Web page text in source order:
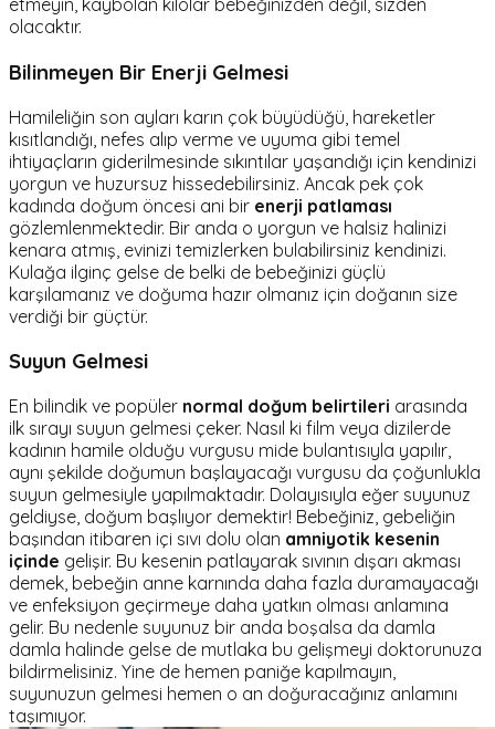
etmeyin, kaybolan kilolar bebeğinizden değil, sizden
olacaktır.
Bilinmeyen Bir Enerji Gelmesi
Hamileliğin son ayları karın çok büyüdüğü, hareketler
kısıtlandığı, nefes alıp verme ve uyuma gibi temel
ihtiyaçların giderilmesinde sıkıntılar yaşandığı için kendinizi
yorgun ve huzursuz hissedebilirsiniz. Ancak pek çok
kadında doğum öncesi ani bir enerji patlaması
gözlemlenmektedir. Bir anda o yorgun ve halsiz halinizi
kenara atmış, evinizi temizlerken bulabilirsiniz kendinizi.
Kulağa ilginç gelse de belki de bebeğinizi güçlü
karşılamanız ve doğuma hazır olmanız için doğanın size
verdiği bir güçtür.
Suyun Gelmesi
En bilindik ve popüler normal doğum belirtileri arasında
ilk sırayı suyun gelmesi çeker. Nasıl ki film veya dizilerde
kadının hamile olduğu vurgusu mide bulantısıyla yapılır,
aynı şekilde doğumun başlayacağı vurgusu da çoğunlukla
suyun gelmesiyle yapılmaktadır. Dolayısıyla eğer suyunuz
geldiyse, doğum başlıyor demektir! Bebeğiniz, gebeliğin
başından itibaren içi sıvı dolu olan amniyotik kesenin
içinde gelişir. Bu kesenin patlayarak sıvının dışarı akması
demek, bebeğin anne karnında daha fazla duramayacağı
ve enfeksiyon geçirmeye daha yatkın olması anlamına
gelir. Bu nedenle suyunuz bir anda boşalsa da damla
damla halinde gelse de mutlaka bu gelişmeyi doktorunuza
bildirmelisiniz. Yine de hemen paniğe kapılmayın,
suyunuzun gelmesi hemen o an doğuracağınız anlamını
taşımıyor.